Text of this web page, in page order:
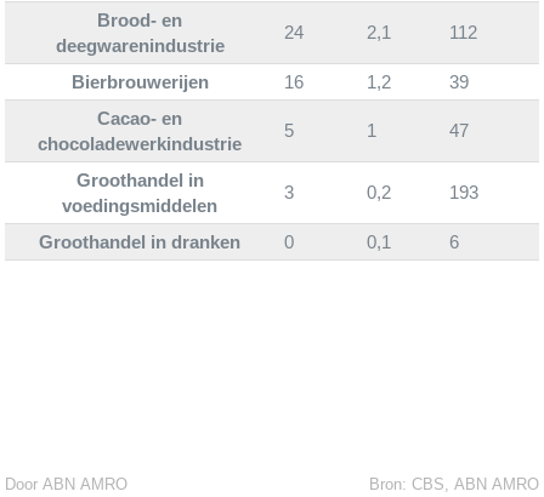
Brood- en
deegwarenindustrie
24 2,1 112
Bierbrouwerijen 16 1,2
39
Cacao- en
chocoladewerkindustrie
5 1 47
Groothandel in
voedingsmiddelen
3 0,2 193
Groothandel in dranken 0 0,1 6
Bron: CBS, ABN AMRO
Door ABN AMRO